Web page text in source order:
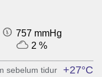
757 mmHg
2 %
sebelum tidur +27°C